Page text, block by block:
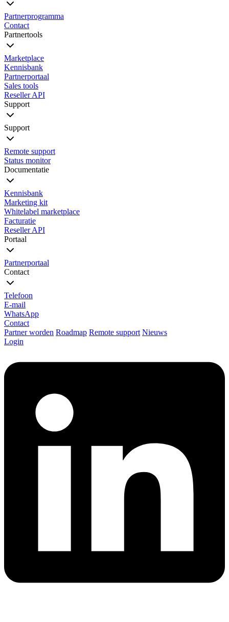
Partnerprogramma
Contact
Partnertools
Marketplace
Kennisbank
Partnerportaal
Sales tools
Reseller API
Support
Support
Remote support
Status monitor
Documentatie
Kennisbank
Marketing kit
Whitelabel marketplace
Facturatie
Reseller API
Portaal
Partnerportaal
Contact
Telefoon
E-mail
WhatsApp
Contact
Partner worden Roadmap Remote support Nieuws
Login